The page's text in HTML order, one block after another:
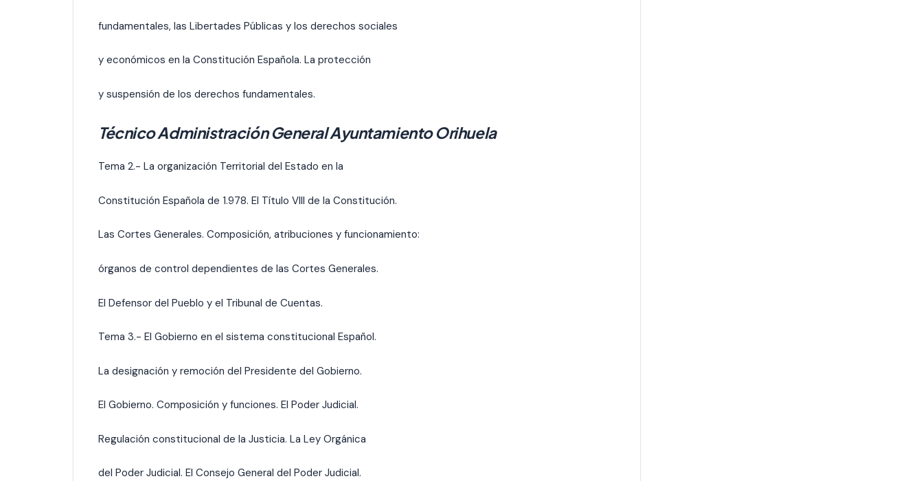
fundamentales, las Libertades Públicas y los derechos sociales
y económicos en la Constitución Española. La protección
y suspensión de los derechos fundamentales.
Técnico Administración General Ayuntamiento Orihuela
Tema 2.- La organización Territorial del Estado en la
Constitución Española de 1.978. El Título VIII de la Constitución.
Las Cortes Generales. Composición, atribuciones y funcionamiento:
órganos de control dependientes de las Cortes Generales.
El Defensor del Pueblo y el Tribunal de Cuentas.
Tema 3.- El Gobierno en el sistema constitucional Español.
La designación y remoción del Presidente del Gobierno.
El Gobierno. Composición y funciones. El Poder Judicial.
Regulación constitucional de la Justicia. La Ley Orgánica
del Poder Judicial. El Consejo General del Poder Judicial.